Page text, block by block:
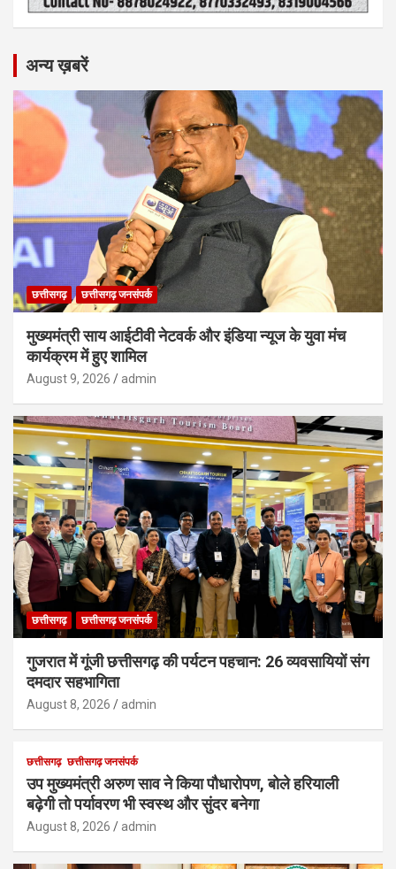
अन्य ख़बरें
छत्तीसगढ़ छत्तीसगढ़ जनसंपर्क
मुख्यमंत्री साय आईटीवी नेटवर्क और इंडिया न्यूज के युवा मंच
कार्यक्रम में हुए शामिल
August 9, 2026 admin
छत्तीसगढ़ छत्तीसगढ़ जनसंपर्क
गुजरात में गूंजी छत्तीसगढ़ की पर्यटन पहचान: 26 व्यवसायियों संग
दमदार सहभागिता
August 8, 2026 admin
छत्तीसगढ़ छत्तीसगढ़ जनसंपर्क
उप मुख्यमंत्री अरुण साव ने किया पौधारोपण, बोले हरियाली
बढ़ेगी तो पर्यावरण भी स्वस्थ और सुंदर बनेगा
August 8, 2026 admin